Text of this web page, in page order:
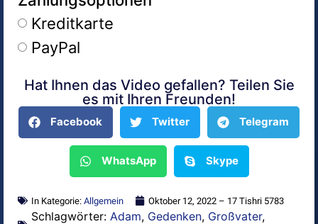
Kreditkarte
PayPal
Alternative:
Hat Ihnen das Video gefallen? Teilen Sie
es mit Ihren Freunden!
Facebook Twitter Telegram
WhatsApp Skype
In Kategorie: Allgemein Oktober 12, 2022 – 17 Tishri 5783
Schlagwörter: Adam, Gedenken, Großvater,